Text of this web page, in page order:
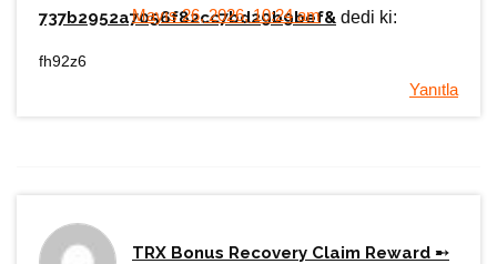
737b2952a7056f82cc7bd29b9bef& dedi ki:
Mayıs 26, 2026, 10:24 am
fh92z6
Yanıtla
TRX Bonus Recovery Claim Reward ➸